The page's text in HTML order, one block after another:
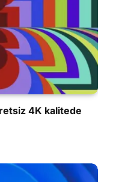
4K kalitede